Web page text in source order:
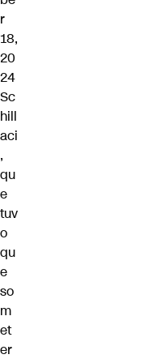
r
18,
20
24
Sc
hill
aci
,
qu
e
tuv
o
qu
e
so
m
et
er